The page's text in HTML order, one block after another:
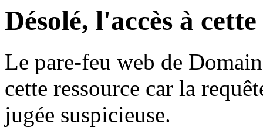
Désolé, l'accès à
Le pare-feu web de
cette ressource car la
jugée suspicieuse.